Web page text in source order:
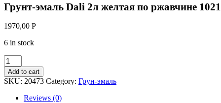
Грунт-эмаль Dali 2л желтая по ржавчине 1021
1970,00 Р
6 in stock
Грунт-
эмаль
Dali
2л
желтая
Add to cart
SKU: 20473 Category: Грун-эмаль
Reviews (0)